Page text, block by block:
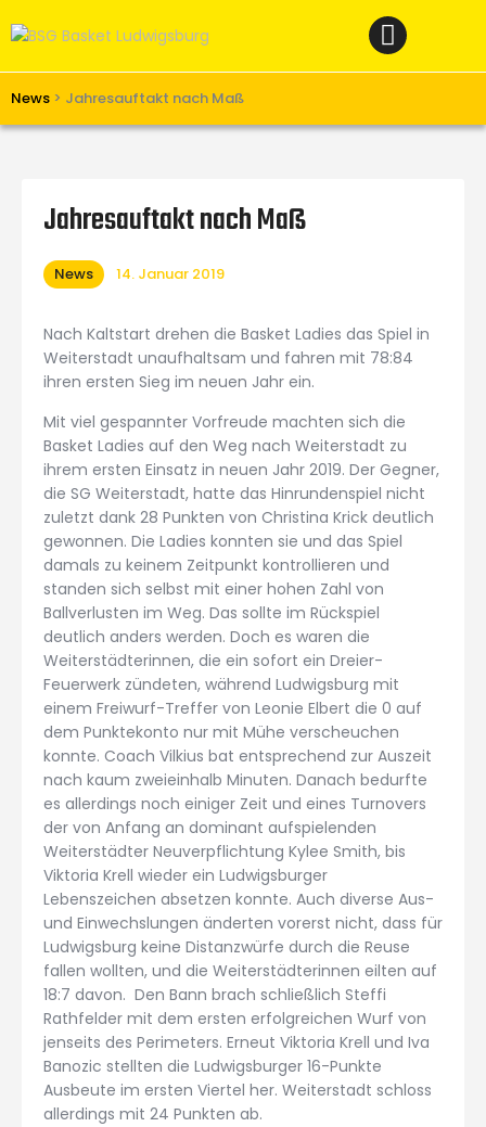
News > Jahresauftakt nach Maß
Verein
Spielbetrieb
Unterstützen
Jahresauftakt nach Maß
News 14. Januar 2019
Nach Kaltstart drehen die Basket Ladies das Spiel in
Weiterstadt unaufhaltsam und fahren mit 78:84
ihren ersten Sieg im neuen Jahr ein.
Mit viel gespannter Vorfreude machten sich die
Basket Ladies auf den Weg nach Weiterstadt zu
ihrem ersten Einsatz in neuen Jahr 2019. Der Gegner,
die SG Weiterstadt, hatte das Hinrundenspiel nicht
zuletzt dank 28 Punkten von Christina Krick deutlich
gewonnen. Die Ladies konnten sie und das Spiel
damals zu keinem Zeitpunkt kontrollieren und
standen sich selbst mit einer hohen Zahl von
Ballverlusten im Weg. Das sollte im Rückspiel
deutlich anders werden. Doch es waren die
Weiterstädterinnen, die ein sofort ein Dreier-
Feuerwerk zündeten, während Ludwigsburg mit
einem Freiwurf-Treffer von Leonie Elbert die 0 auf
dem Punktekonto nur mit Mühe verscheuchen
konnte. Coach Vilkius bat entsprechend zur Auszeit
nach kaum zweieinhalb Minuten. Danach bedurfte
es allerdings noch einiger Zeit und eines Turnovers
der von Anfang an dominant aufspielenden
Weiterstädter Neuverpflichtung Kylee Smith, bis
Viktoria Krell wieder ein Ludwigsburger
Lebenszeichen absetzen konnte. Auch diverse Aus-
und Einwechslungen änderten vorerst nicht, dass für
Ludwigsburg keine Distanzwürfe durch die Reuse
fallen wollten, und die Weiterstädterinnen eilten auf
18:7 davon. Den Bann brach schließlich Steffi
Rathfelder mit dem ersten erfolgreichen Wurf von
jenseits des Perimeters. Erneut Viktoria Krell und Iva
Banozic stellten die Ludwigsburger 16-Punkte
Ausbeute im ersten Viertel her. Weiterstadt schloss
allerdings mit 24 Punkten ab.